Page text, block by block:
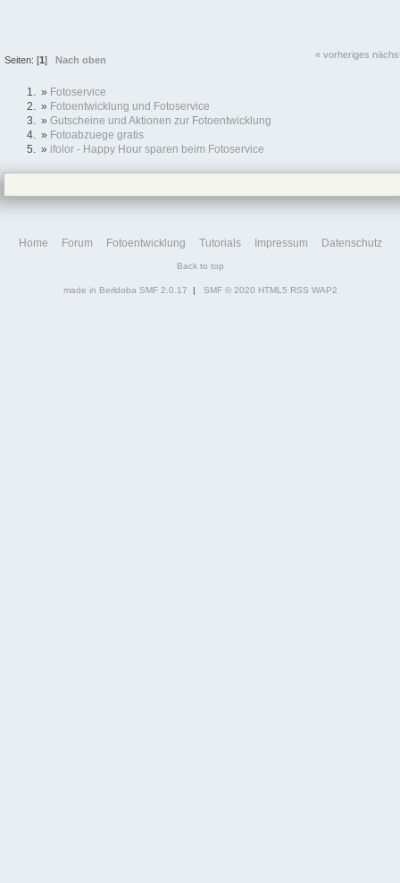
Seiten: [1] Nach oben
« vorheriges
» Fotoservice
» Fotoentwicklung und Fotoservice
» Gutscheine und Aktionen zur Fotoentwicklung
» Fotoabzuege gratis
» ifolor - Happy Hour sparen beim Fotoservice
Home Forum Fotoentwicklung Tutorials Impressum Datenschutz
Back to top
made in Berldoba SMF 2.0.17 | SMF © 2020 HTML5 RSS WAP2